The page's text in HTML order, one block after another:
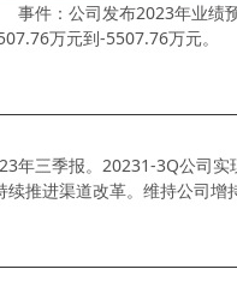
司发布2023年业绩预告
万元到-5507.76万元
报。20231-3Q公司实现
续推进渠道改革。维持